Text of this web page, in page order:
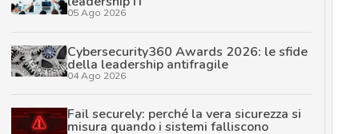
05 Ago 2026
Cybersecurity360 Awards 2026: le sfide
della leadership antifragile
04 Ago 2026
Fail securely: perché la vera sicurezza si
misura quando i sistemi falliscono